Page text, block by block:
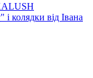
колядки від Івана